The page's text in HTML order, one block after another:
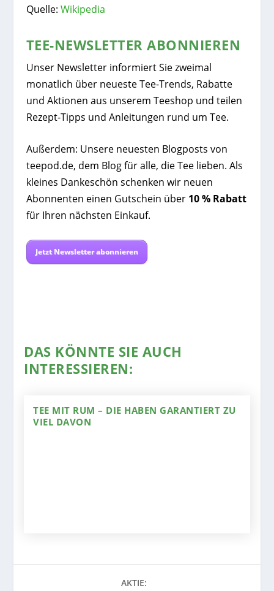
Quelle: Wikipedia
TEE-NEWSLETTER ABONNIEREN
Unser Newsletter informiert Sie zweimal
monatlich über neueste Tee-Trends, Rabatte
und Aktionen aus unserem Teeshop und teilen
Rezept-Tipps und Anleitungen rund um Tee.
Außerdem: Unsere neuesten Blogposts von
teepod.de, dem Blog für alle, die Tee lieben. Als
kleines Dankeschön schenken wir neuen
Abonnenten einen Gutschein über 10 % Rabatt
für Ihren nächsten Einkauf.
Jetzt Newsletter abonnieren
DAS KÖNNTE SIE AUCH
INTERESSIEREN:
TEE MIT RUM – DIE HABEN GARANTIERT ZU
VIEL DAVON
AKTIE: